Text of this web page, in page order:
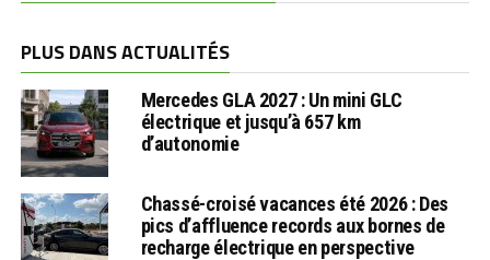
PLUS DANS ACTUALITÉS
Mercedes GLA 2027 : Un mini GLC
électrique et jusqu’à 657 km
d’autonomie
Chassé-croisé vacances été 2026 : Des
pics d’affluence records aux bornes de
recharge électrique en perspective